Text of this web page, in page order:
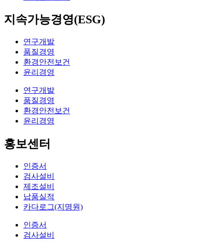
지속가능경영(ESG)
연구개발
품질경영
환경안전보건
윤리경영
연구개발
품질경영
환경안전보건
윤리경영
홍보센터
인증서
검사설비
제조설비
납품실적
카다로그(지명원)
인증서
검사설비